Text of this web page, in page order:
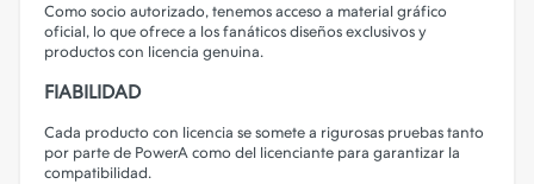
Como socio autorizado, tenemos acceso a material gráfico
oficial, lo que ofrece a los fanáticos diseños exclusivos y
productos con licencia genuina.
FIABILIDAD
Cada producto con licencia se somete a rigurosas pruebas tanto
por parte de PowerA como del licenciante para garantizar la
compatibilidad.